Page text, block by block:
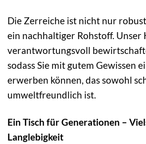
Die Zerreiche ist nicht nur
ein nachhaltiger Rohstoff. Unser
verantwortungsvoll
sodass Sie mit gutem Gewissen
erwerben können, das sowohl
umweltfreundlich ist.
Ein Tisch für Generationen –
Langlebigkeit